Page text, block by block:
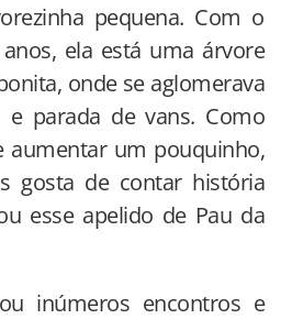
pequena. Com o
ela está uma árvore
onde se aglomerava
parada de vans. Como
aumentar um pouquinho,
gosta de contar história
esse apelido de Pau da
inúmeros encontros e